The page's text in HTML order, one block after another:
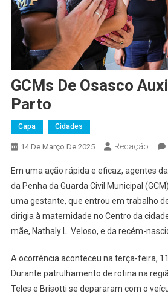
GCMs De Osasco
Parto
Capa Cidades
14 De Março De 2025 Redação
Em uma ação rápida e eficaz, agentes
da Penha da Guarda Civil Municipal
uma gestante, que entrou em trabalho
dirigia à maternidade no Centro da
mãe, Nathaly L. Veloso, e da recém-
A ocorrência aconteceu na terça-feira,
Durante patrulhamento de rotina na
Teles e Brisotti se depararam com o